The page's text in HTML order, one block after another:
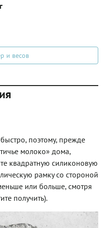
и весов
поэтому, прежде
молоко» дома,
квадратную силиконовую
рамку со стороной
или больше, смотря
получить).